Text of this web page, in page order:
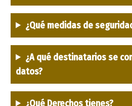
¿Qué medidas de
¿A qué destinatarios se
datos?
¿Qué Derechos tienes?